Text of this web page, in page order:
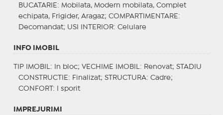
BUCATARIE : Mobilata, Modern mobilata, Complet
echipata, Frigider, Aragaz; COMPARTIMENTARE :
Decomandat; USI INTERIOR: Celulare
INFO IMOBIL
TIP IMOBIL : In bloc; VECHIME IMOBIL : Renovat; STADIU
CONSTRUCTIE : Finalizat; STRUCTURA: Cadre;
CONFORT : I sporit
IMPREJURIMI